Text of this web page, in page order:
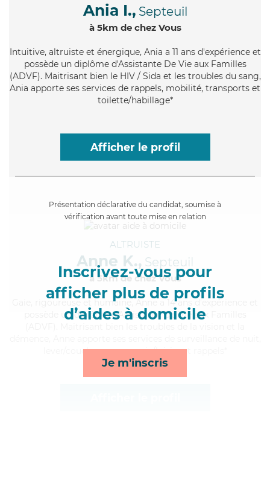
Ania I., Septeuil
à 5km de chez Vous
Intuitive, altruiste et énergique, Ania a 11 ans d'expérience et
possède un diplôme d'Assistante De Vie aux Familles
(ADVF). Maitrisant bien le HIV / Sida et les troubles du sang,
Ania apporte ses services de rappels, mobilité, transports et
toilette/habillage*
Afficher le profil
Présentation déclarative du candidat, soumise à
vérification avant toute mise en relation
Inscrivez-vous pour
afficher plus de profils
d’aides à domicile
Je m'inscris
ALTRUISTE
Anne K., Septeuil
à 5km de chez Vous
, rigoureuse et humaine, Anne a 14 ans d'expérience et
possède un diplôme d'Assistante De Vie aux Familles
lever/coucher, compagnie/loisirs et rappels*